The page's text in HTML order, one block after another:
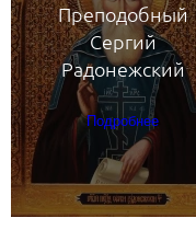
Преподобный
Сергий
Радонежский
Подробнее